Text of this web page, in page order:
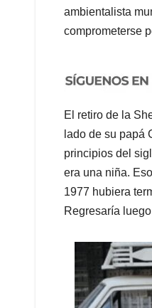
ambientalista
comprometerse
El retiro de la
lado de su papá
principios del
era una niña.
1977 hubiera
Regresaría